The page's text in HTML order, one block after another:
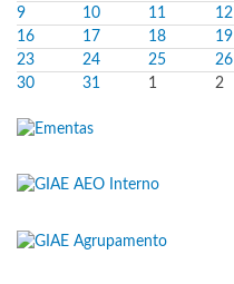
9
10 11 12
16
17 18 19
23
24 25 26
30
31 1 2